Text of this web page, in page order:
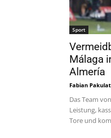
Sport
Málaga
Almería
Fabian Pakulat
Das Team
Leistung,
Tore und